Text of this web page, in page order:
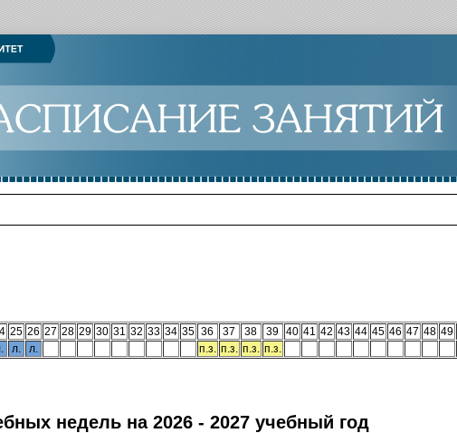
25 26 27 28 29 30 31 32 33 34 35 36 37 38 39 40 41 42 43 44 45 46 47 48 49
л. л. п.з. п.з. п.з. п.з.
недель на 2026 - 2027 учебный год